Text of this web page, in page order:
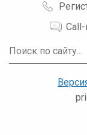
Call-